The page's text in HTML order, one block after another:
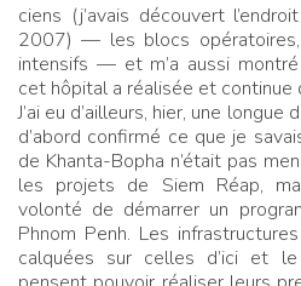
ciens (j’avais découvert
2007) — les blocs opératoires,
intensifs — et m’a aussi montré
cet hôpital a réalisée et continue
J’ai eu d’ailleurs, hier, une longue
d’abord confirmé ce que je
de Khanta-Bopha n’était pas
les projets de Siem Réap,
volonté de démarrer un
Phnom Penh. Les
calquées sur celles d’ici et